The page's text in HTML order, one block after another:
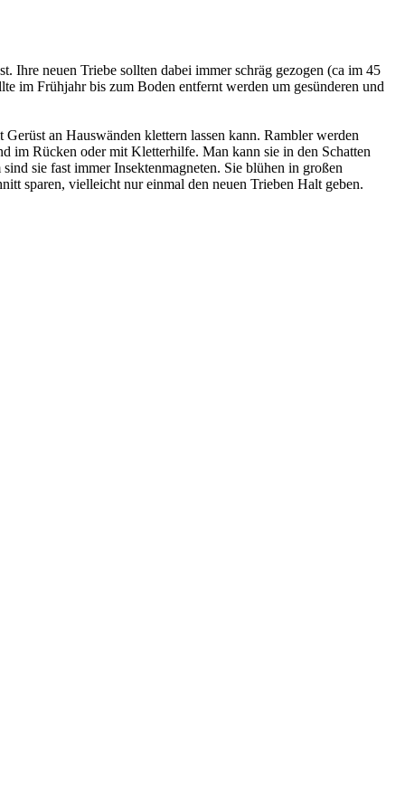
Ihre neuen Triebe sollten dabei immer schräg gezogen (ca im 45
im Frühjahr bis zum Boden entfernt werden um gesünderen und
an Hauswänden klettern lassen kann. Rambler werden
im Rücken oder mit Kletterhilfe. Man kann sie in den Schatten
sie fast immer Insektenmagneten. Sie blühen in großen
sparen, vielleicht nur einmal den neuen Trieben Halt geben.